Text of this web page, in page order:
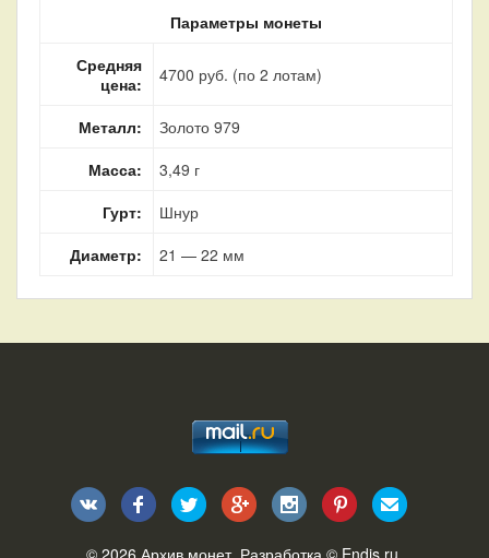
Параметры монеты
Средняя
цена:
4700 руб. (по 2 лотам)
Металл:
Золото 979
Масса:
3,49 г
Гурт:
Шнур
Диаметр:
21 — 22 мм
© 2026 Архив монет. Разработка © Endis.ru